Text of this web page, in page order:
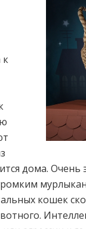
к
дома.
кошек